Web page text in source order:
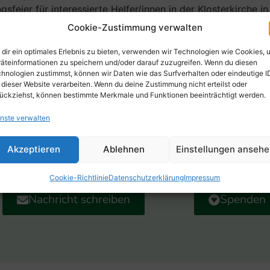
Cookie-Zustimmung verwalten
dir ein optimales Erlebnis zu bieten, verwenden wir Technologien wie Cookies,
zu speichern und/oder darauf zuzugreifen. Wenn du diesen
zustimmst, können wir Daten wie das Surfverhalten oder eindeutige
Website verarbeiten. Wenn du deine Zustimmung nicht erteilst oder
können bestimmte Merkmale und Funktionen beeinträchtigt werden.
verwalten
Akzeptieren Ablehnen Einstellungen
Cookie-RichtlinieDatenschutzerklärungImpressum
für interessierte Helfer/innen in der Klosterkirche
Spätsommerfeier in Wiesenbach mit vielen
sich der Verein beim Weihnachtsmarkt in
die ehrenamtlichen Hospizhelfer/innen
die Mitglieder selbstverständlich ihre Erfahrungen
Nachricht schreiben Spenden